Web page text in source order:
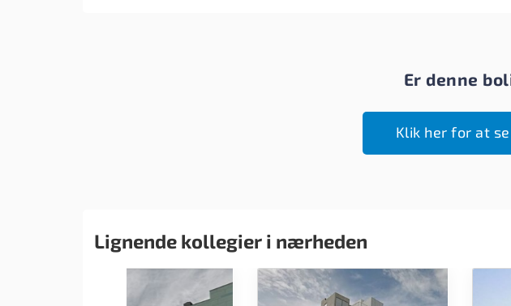
Er denne
Klik her for at
Lignende kollegier i nærheden